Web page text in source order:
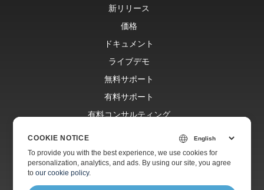
新リリース
価格
ドキュメント
ライブデモ
無料サポート
有料サポート
有料コンサルティング
ウェブサイト
会社情報
COOKIE NOTICE
To provide you with the best experience, we use cookies for
personalization, analytics, and ads. By using our site, you agree
toour cookie policy.